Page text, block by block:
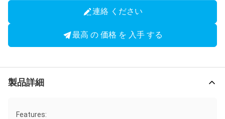
連絡 ください
最高 の 価格 を 入手 する
製品詳細
Features: